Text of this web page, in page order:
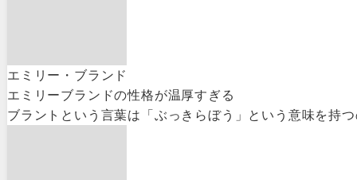
エミリー・ブランド
エミリーブランドの性格が温厚すぎる
ブラントという言葉は「ぶっきらぼう」という意味を持